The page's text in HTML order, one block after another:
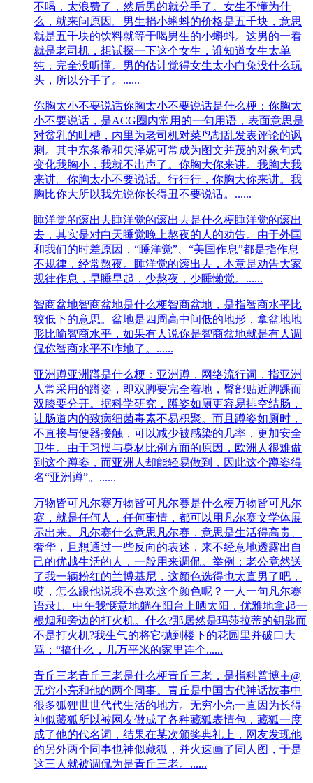
不喝，太浪费了，然后男的就分手了。女生不懂为什
么，就来问原因。男生捐小蝌蚪的价格是五千块，意思
就是五千块的饮料就等于喝男生的小蝌蚪。这男的一看
就是老司机，想试探一下这个女生，谁知道女生太单
纯，完全没听懂。男的估计觉得女生太小白兔没什么玩
头，所以分手了。......
你胸太小不要说话你胸太小不要说话是什么梗：你胸太
小不要说话，是ACG圈内常用的一句用语，表面意思是
对贫乳的吐槽，内里为老司机对菜鸟胡乱发表评论的讽
刺。其中东条希和矢泽妮可常成为图文并茂的对象句式
变化我胸小，我就不出声了。你胸大你来讲。我胸大我
来讲。你胸太小不要说话。行行行，你胸大你来讲。我
胸比你大所以我先说你长得丑不要说话。......
睡洋觉的滚出去睡洋觉的滚出去是什么梗睡洋觉的滚出
去，其‌‌‌‌‌‌‌‌‌实是对白天睡觉晚上熬夜的人的劝告。由于外国
和我们的时差原因，“睡洋觉”、“美国作息”都是指作息
不规律，经常熬夜。睡洋觉的滚出去，本意是劝告大家
规律作息，早睡早起，少熬夜，少睡懒觉。......
智商盆地智商盆地是什么梗智商盆地，是指智商水平比
较低下的意思。盆地是四周高中间低的地形，拿盆地地
形比喻智商水平，如果有人说你是智商盆地就是有人调
侃你智商水平不咋地了。......
亚洲蹲亚洲蹲是什么梗：亚洲蹲，网络流行词，指亚洲
人常采用的蹲姿，即双脚要完全着地，臀部贴近脚踝而
双膝要分开。据科学研究，蹲姿如厕更容易排空结肠，
让肠道内的致病细菌毒素不易积聚。而且蹲姿如厕时，
不直接与便器接触，可以减少被感染的几率，更加安全
卫生。由于习惯与身材比例方面的原因，欧洲人很难做
到这个蹲姿，而亚洲人却能轻易做到，因此这个蹲姿得
名“亚洲蹲”。......
万物皆可凡尔赛万物皆可凡尔赛是什么梗万物皆可凡尔
赛，就是任何人，任何事情，都可以用凡尔赛文学体展
示出来。凡尔赛什么意思凡尔赛，意思是生活得高贵、
奢华，且想通过一些反向的表述，来不经意地透露出自
己的优越生活的人，一般用来调侃。举例：老公竟然送
了我一辆粉红的兰博基尼，这颜色选得也太直男了吧，
哎，怎么跟他说我不喜欢这个颜色呢？一人一句凡尔赛
语录1、中午我惬意地躺在阳台上晒太阳，优雅地拿起一
根烟和旁边的打火机。什么?那居然是玛莎拉蒂的钥匙而
不是打火机?我生气的将它抛到楼下的花园里并破口大
骂：“搞什么，几万平米的家里连个......
青丘三老青丘三老是什么梗青丘三老，是指科‌‌‌‌‌‌‌‌‌‌‌‌‌‌普博主@
无穷小亮和他的两个同事。青丘是中国古代神话故事中
很多狐狸世世代代生活的地方。无穷小亮一直因为长得
神似藏狐所以被网友做成了各种藏狐表情包，藏狐一度
成了他的代名词，结果在某次颁奖典礼上，网友发现他
的另外两个同事也神似藏狐，并火速画了同人图，于是
这三人就被调侃为是青丘三老。......